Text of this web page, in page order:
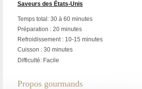
Saveurs des États-Unis
Temps total: 30 à 60 minutes
Préparation : 20 minutes
Refroidissement : 10-15 minutes
Cuisson : 30 minutes
Difficulté: Facile
Propos gourmands